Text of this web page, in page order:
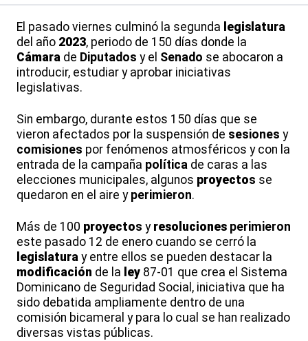
El pasado viernes culminó la segunda legislatura
del año 2023, periodo de 150 días donde la
Cámara de Diputados y el Senado se abocaron a
introducir, estudiar y aprobar iniciativas
legislativas.
Sin embargo, durante estos 150 días que se
vieron afectados por la suspensión de sesiones y
comisiones por fenómenos atmosféricos y con la
entrada de la campaña política de caras a las
elecciones municipales, algunos proyectos se
quedaron en el aire y perimieron.
Más de 100 proyectos y resoluciones perimieron
este pasado 12 de enero cuando se cerró la
legislatura y entre ellos se pueden destacar la
modificación de la ley 87-01 que crea el Sistema
Dominicano de Seguridad Social, iniciativa que ha
sido debatida ampliamente dentro de una
comisión bicameral y para lo cual se han realizado
diversas vistas públicas.